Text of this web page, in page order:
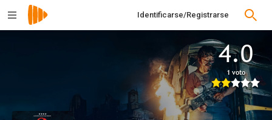
Identificarse/Registrarse
4.0
1 voto